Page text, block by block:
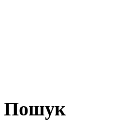
Пошук